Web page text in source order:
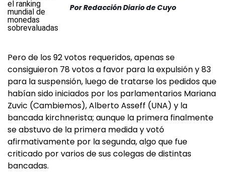
PorRedacción Diario de Cuyo
Pero de los 92 votos requeridos, apenas se
consiguieron 78 votos a favor para la expulsión y 83
para la suspensión, luego de tratarse los pedidos que
habían sido iniciados por los parlamentarios Mariana
Zuvic (Cambiemos), Alberto Asseff (UNA) y la
bancada kirchnerista; aunque la primera finalmente
se abstuvo de la primera medida y votó
afirmativamente por la segunda, algo que fue
criticado por varios de sus colegas de distintas
bancadas.